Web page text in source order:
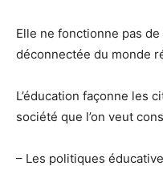
Elle ne fonctionne pas
déconnectée du monde
L’éducation façonne les
société que l’on veut
– Les politiques